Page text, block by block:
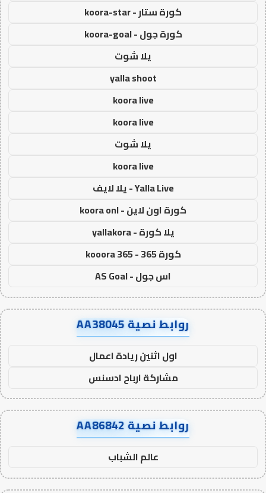
كورة ستار - koora-star
كورة جول - koora-goal
يلا شوت
yalla shoot
koora live
koora live
يلا شوت
koora live
Yalla Live - يلا لايف
كورة اون لاين - koora onl
يلا كورة - yallakora
كورة 365 - kooora 365
اس جول - AS Goal
روابط نصية AA38045
اول اثنين ريادة اعمال
مشاركة ارباح ادسنس
روابط نصية AA86842
عالم الشباب